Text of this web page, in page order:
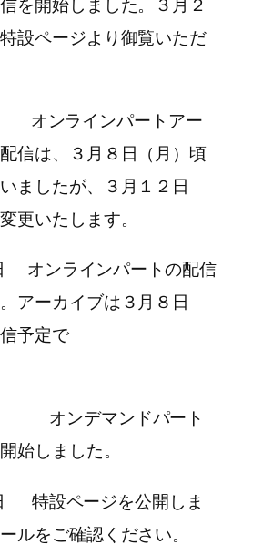
を開始しました。３月２
設ページより御覧いただ
オンラインパートアー
信は、３月８日（月）頃
ましたが、３月１２日
更いたします。
オンラインパートの配信
アーカイブは３月８日
予定で
ンドパート
始しました。
特設ページを公開しま
ルをご確認ください。